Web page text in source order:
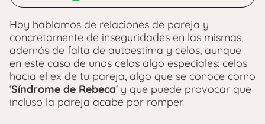
Hoy hablamos de relaciones de pareja y
concretamente de inseguridades en las mismas,
además de falta de autoestima y celos, aunque
en este caso de unos celos algo especiales: celos
hacia el ex de tu pareja, algo que se conoce como
‘Síndrome de Rebeca‘ y que puede provocar que
incluso la pareja acabe por romper.